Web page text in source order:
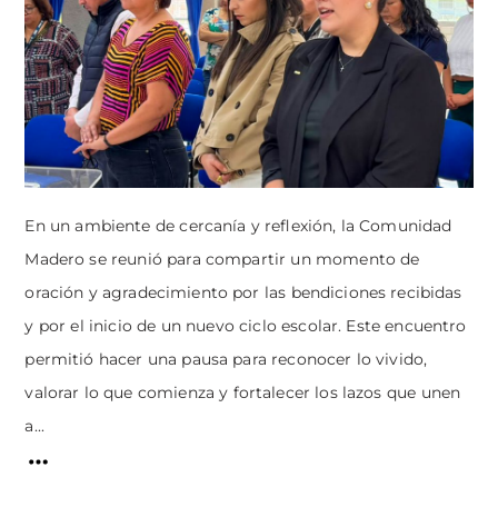
En un ambiente de cercanía y reflexión, la Comunidad
Madero se reunió para compartir un momento de
oración y agradecimiento por las bendiciones recibidas
y por el inicio de un nuevo ciclo escolar. Este encuentro
permitió hacer una pausa para reconocer lo vivido,
valorar lo que comienza y fortalecer los lazos que unen
a...